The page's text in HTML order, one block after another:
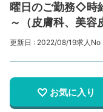
曜日のご勤務◇時
～（皮膚科、美容
更新日 : 2022/08/19求人No
お気に入り